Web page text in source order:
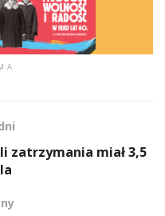
zatrzymania miał 3,5